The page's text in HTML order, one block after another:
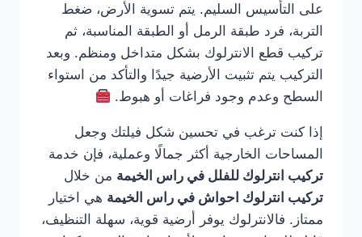
على التأسيس السليم. يتم تسوية الأرض، ضغط
التربة، فرد طبقة الرمل أو الطبقة المناسبة، ثم
تركيب قطع الانترلوك بشكل متداخل ومنظم. وبعد
التركيب يتم تثبيت الأرضية جيدًا والتأكد من استواء
السطح وعدم وجود فراغات أو هبوط.
إذا كنت ترغب في تحسين شكل فيلتك وجعل
المساحات الخارجية أكثر جمالًا وعملية، فإن خدمة
تركيب انترلوك للفلل في راس الخيمة من خلال
تركيب انترلوك احواش في راس الخيمة هي اختيار
ممتاز. فالانترلوك يوفر أرضية قوية، سهلة التنظيف،